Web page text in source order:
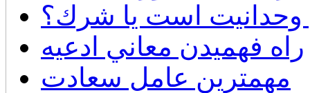
است يا شرك؟
راه فهميدن معاني ادعيه
مهمترین عامل سعادت